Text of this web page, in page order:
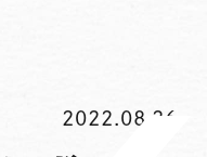
2022.08.26